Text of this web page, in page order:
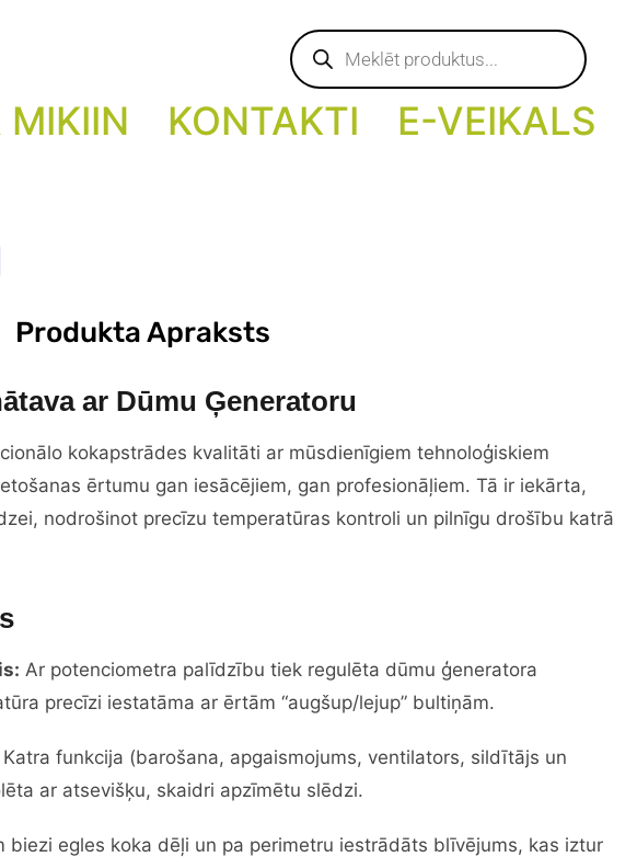
Products
search
MIKIIN KONTAKTI E-VEIKALS
Produkta Apraksts
ar Dūmu Ģeneratoru
kokapstrādes kvalitāti ar mūsdienīgiem tehnoloģiskiem
ērtumu gan iesācējiem, gan profesionāļiem. Tā ir iekārta,
nodrošinot precīzu temperatūras kontroli un pilnīgu drošību katrā
Ar potenciometra palīdzību tiek regulēta dūmu ģeneratora
precīzi iestatāma ar ērtām “augšup/lejup” bultiņām.
Katra funkcija (barošana, apgaismojums, ventilators, sildītājs un
ar atsevišķu, skaidri apzīmētu slēdzi.
biezi egles koka dēļi un pa perimetru iestrādāts blīvējums, kas iztur